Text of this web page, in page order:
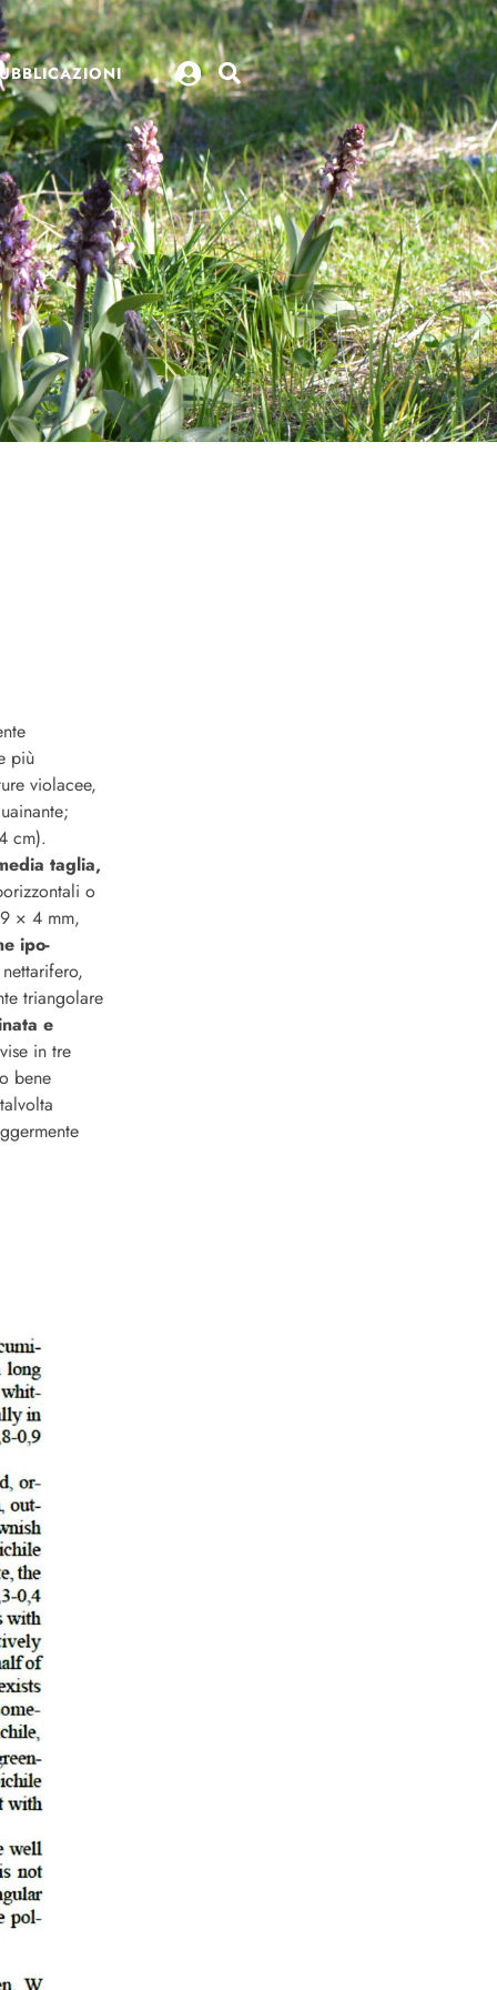
più
violacee,
cm).
taglia,
o
× 4 mm,
ipo-
triangolare
e
in tre
bene